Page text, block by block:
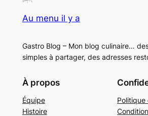
Au menu il y a
Gastro Blog – Mon blog culinaire…
simples à partager, des adresses
À propos
Équipe
Histoire